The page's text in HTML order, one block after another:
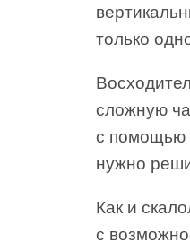
только
сложную
с помощью
нужно
Как и
с